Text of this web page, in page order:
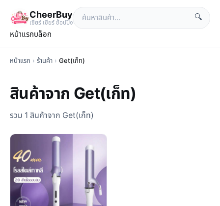
CheerBuy
เซียร์ เซียร์ ช้อปปิ้ง
🔍
หน้าแรกบล็อก
หน้าแรก › ร้านค้า › Get(เก็ท)
สินค้าจาก Get(เก็ท)
รวม 1 สินค้าจาก Get(เก็ท)